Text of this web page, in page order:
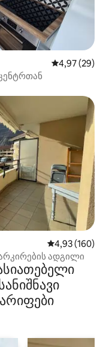
საშუალო
4,97 (29)
საშუალო
4,93 (160)
ადგილი